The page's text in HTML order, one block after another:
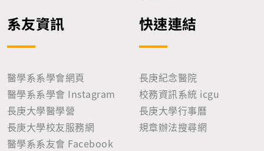
系友資訊
醫學系系學會網頁
醫學系系學會 Instagram
長庚大學醫學營
長庚大學校友服務網
醫學系系友會 Facebook
快速連結
長庚紀念醫院
校務資訊系統 icgu
長庚大學行事曆
規章辦法搜尋網